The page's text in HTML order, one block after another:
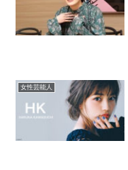
女性芸能人